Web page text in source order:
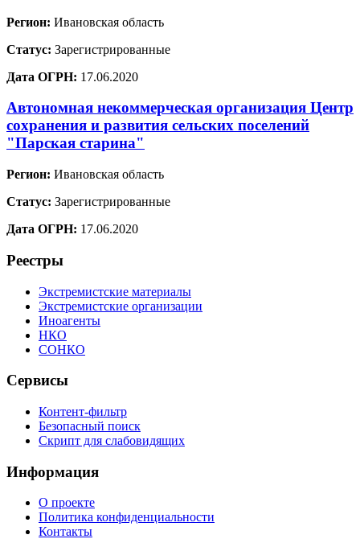
Регион: Ивановская область
Статус: Зарегистрированные
Дата ОГРН: 17.06.2020
Автономная некоммерческая организация Центр
сохранения и развития сельских поселений
"Парская старина"
Регион: Ивановская область
Статус: Зарегистрированные
Дата ОГРН: 17.06.2020
Реестры
Экстремистские материалы
Экстремистские организации
Иноагенты
НКО
СОНКО
Сервисы
Контент-фильтр
Безопасный поиск
Скрипт для слабовидящих
Информация
О проекте
Политика конфиденциальности
Контакты